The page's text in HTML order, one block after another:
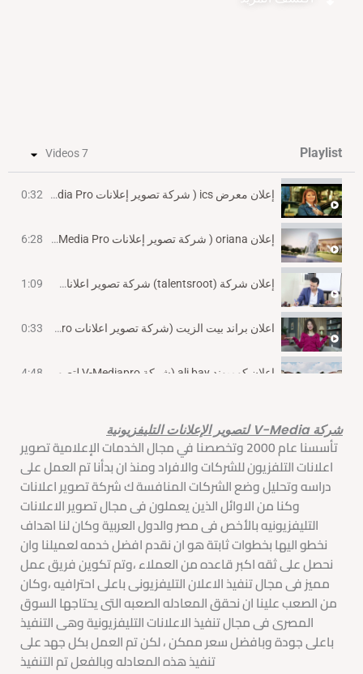
Playlist
إعلان معرض ics ( شركة تصوير إعلانات V-Media Pro ) 0:32
إعلان oriana ( شركة تصوير إعلانات V-Media Pro) 6:28
إعلان شركة (talentsroot) شركة تصوير اعلانات (V-Media Pro) 1:09
اعلان براند بيت الزيت (شركة تصوير اعلانات V-Media Pro) 0:33
إعلان كومبوند ali bay (شركة V-Mediapro لتصوير اعلانات التلفزيون ) 4:48
1:15
شركة V-Media لتصوير الإعلانات التليفزيونية
تأسسنا عام 2000 وتخصصنا في مجال الخدمات الإعلامية تصوير
اعلانات التلفزيون للشركات والافراد ومنذ ان بدأنا تم العمل على
دراسه وتحليل وضع الشركات المنافسة ك شركة تصوير اعلانات
وكنا من الاوائل الذين يعملون فى مجال تصوير الاعلانات
التليفزيونيه بالأخص فى مصر والدول العربية وكان لنا اهداف
نخطو اليها بخطوات ثابتة هو ان نقدم افضل خدمه لعميلنا وان
نحصل على ثقه اكبر قاعده من العملاء ،وتم تكوين فريق عمل
مميز فى مجال تنفيذ الاعلان التليفزيونى باعلى احترافيه ،وكان
من الصعب علينا ان نحقق المعادله الصعبه التى يحتاجها السوق
المصرى فى مجال تنفيذ الاعلانات التليفزيونية وهى التنفيذ
باعلى جودة وبافضل سعر ممكن ، لكن تم العمل بكل جهد على
تنفيذ هذه المعادله وبالفعل تم التنفيذ